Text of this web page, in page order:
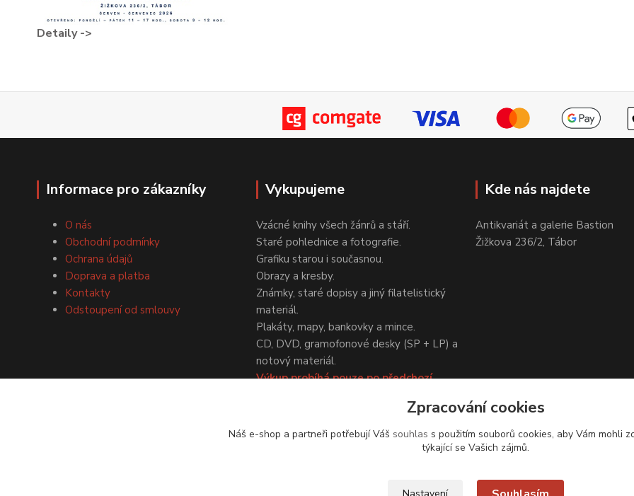
Detaily ->
Informace pro zákazníky
O nás
Obchodní podmínky
Ochrana údajů
Doprava a platba
Kontakty
Odstoupení od smlouvy
Vykupujeme
Vzácné knihy všech žánrů a stáří.
Staré pohlednice a fotografie.
Grafiku starou i současnou.
Obrazy a kresby.
Známky, staré dopisy a jiný filatelistický
materiál.
Plakáty, mapy, bankovky a mince.
CD, DVD, gramofonové desky (SP + LP) a
notový materiál.
Výkup probíhá pouze po předchozí
Kde nás najdete
Antikvariát a galerie Bastion
Žižkova 236/2, Tábor
Upravit sběr cookies.
Zpracování cookies
Náš e-shop a partneři potřebují Váš souhlas s použitím souborů cookies, aby Vám mohli
týkající se Vašich zájmů.